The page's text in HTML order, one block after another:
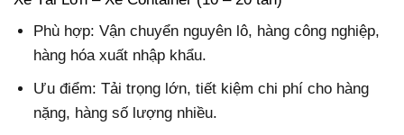
Phù hợp: Vận chuyển nguyên lô, hàng công nghiệp,
hàng hóa xuất nhập khẩu.
Ưu điểm: Tải trọng lớn, tiết kiệm chi phí cho hàng
nặng, hàng số lượng nhiều.